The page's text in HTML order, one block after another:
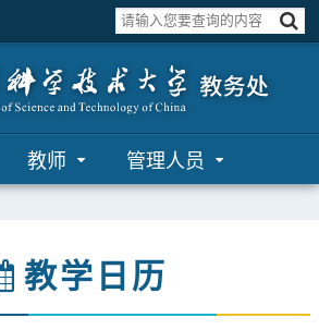
教师 管理人员
教学日历